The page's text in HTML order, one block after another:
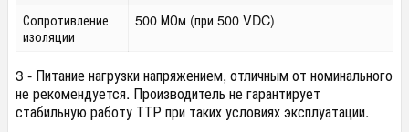
Сопротивление
изоляции
500 МОм (при 500 VDC)
3 - Питание нагрузки напряжением, отличным от номинального
не рекомендуется. Производитель не гарантирует
стабильную работу ТТР при таких условиях эксплуатации.